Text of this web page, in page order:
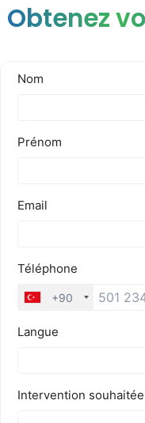
Obtenez